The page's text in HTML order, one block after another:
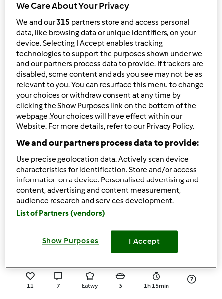
4.7(7)
Muffinki Piernikowe
przezGość
6 12 -- 18
5.0(7)
ciasteczka owsiane dla
Wojtka
przezrozalika
5 10 Łatwy 60 2h 20min
Galaretka Jabłkowa
Monia i Heniu
11 7 Łatwy 3 1h 15min
We Care About Your Privacy
We and our315 partners store and access personal
data, like browsing data or unique identifiers, on your
device. Selecting I Accept enables tracking
technologies to support the purposes shown under we
and our partners process data to provide. If trackers are
disabled, some content and ads you see may not be as
relevant to you. You can resurface this menu to change
your choices or withdraw consent at any time by
clicking the Show Purposes link on the bottom of the
webpage .Your choices will have effect within our
Website. For more details, refer to our Privacy Policy.
We and our partners process data to provide:
Use precise geolocation data. Actively scan device
characteristics for identification. Store and/or access
information on a device. Personalised advertising and
content, advertising and content measurement,
audience research and services development.
List of Partners (vendors)
Show Purposes I Accept